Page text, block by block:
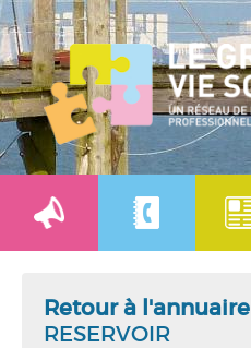
Retour à l'annuaire
RESERVOIR